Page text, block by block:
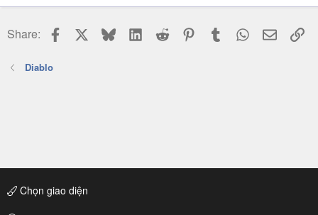
Share: Facebook BlueskyLinkedIn
Reddit PinterestTumblr WhatsApp
Email
Diablo
Chọn giao diện